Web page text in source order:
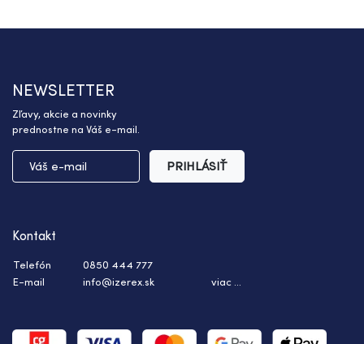
NEWSLETTER
Zľavy, akcie a novinky
prednostne na Váš e-mail.
PRIHLÁSIŤ
Kontakt
Telefón
0850 444 777
E-mail
info@izerex.sk viac ...